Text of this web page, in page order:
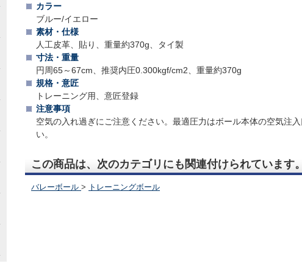
カラー
ブルー/イエロー
素材・仕様
人工皮革、貼り、重量約370g、タイ製
寸法・重量
円周65～67cm、推奨内圧0.300kgf/cm2、重量約370g
規格・意匠
トレーニング用、意匠登録
注意事項
空気の入れ過ぎにご注意ください。最適圧力はボール本体の空気注
い。
この商品は、次のカテゴリにも関連付けられています。
バレーボール > トレーニングボール